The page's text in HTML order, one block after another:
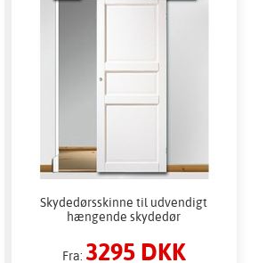
Skydedørsskinne til udvendigt
hængende skydedør
Fra: 3295 DKK